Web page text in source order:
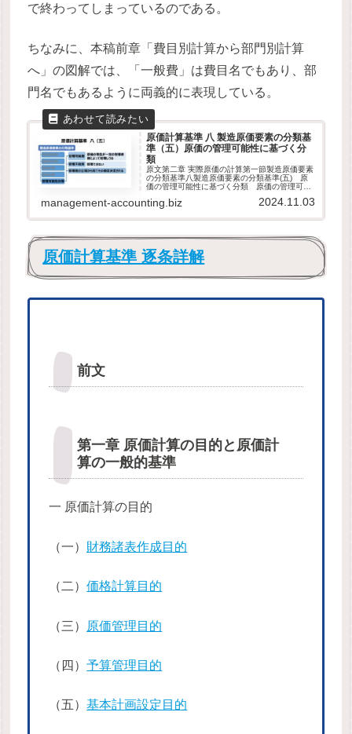
で終わってしまっているのである。
ちなみに、本稿前章「費目別計算から部門別計算
へ」の図解では、「一般費」は費目名でもあり、部
門名でもあるように両義的に表現している。
原価計算基準 八 製造原価要素の分類基
準（五）原価の管理可能性に基づく分
類
原文第二章 実際原価の計算第一節製造原価要素
の分類基準八製造原価要素の分類基準(五) 原
価の管理可能性に基づく分類 原価の管理可能
者層によって管理しうるかどうかの分類であ
management-accounting.biz 2024.11.03
原価計算基準 逐条詳解
前文
第一章 原価計算の目的と原価計
算の一般的基準
一 原価計算の目的
（一） 財務諸表作成目的
（二）価格計算目的
（三） 原価管理目的
（四）予算管理目的
（五）基本計画設定目的